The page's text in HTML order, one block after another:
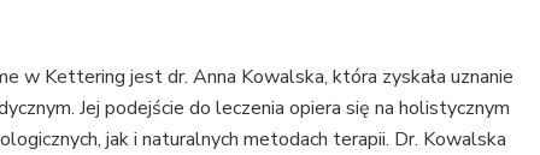
w Kettering jest dr. Anna Kowalska, która zyskała uznanie
Jej podejście do leczenia opiera się na holistycznym
jak i naturalnych metodach terapii. Dr. Kowalska